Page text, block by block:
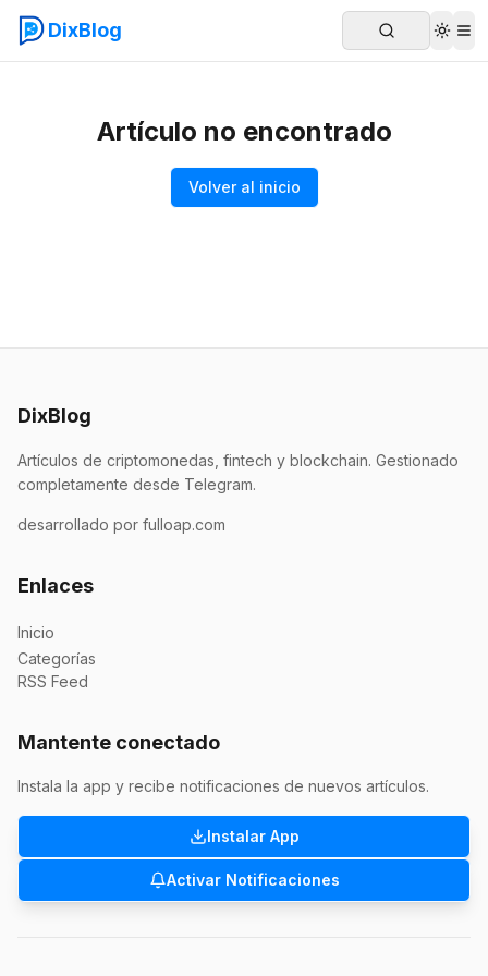
DixBlog
Artículo no encontrado
Volver al inicio
DixBlog
Artículos de criptomonedas, fintech y blockchain. Gestionado
completamente desde Telegram.
desarrollado por fulloap.com
Enlaces
Inicio
Categorías
RSS Feed
Mantente conectado
Instala la app y recibe notificaciones de nuevos artículos.
Instalar App
Activar Notificaciones